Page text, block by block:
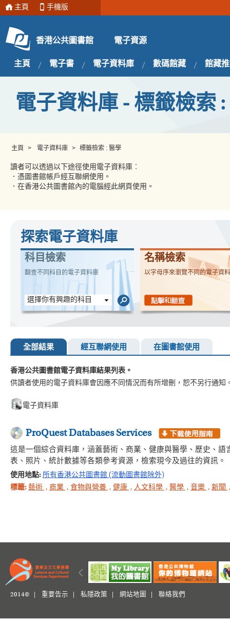
主頁 手機版
香港公共圖書館 電子資源
主頁 電子書 電子資料庫 數碼館藏 館藏
電子資料庫 - 標籤檢索 :
主頁 > 電子資料庫 > 標籤檢索 : 醫學
讀者可以透過以下途徑使用電子資料庫︰
．憑圖書館帳戶經互聯網使用。
．在香港公共圖書館內的電腦經此網頁使用。
探索電子資料庫
科目檢索
翻查不同科目的電子資料庫
選擇你有興趣的科目
名稱檢索
以字母序來瀏覽不同的電子資
全部結果 經互聯網使用 在圖書館使用
香港公共圖書館電子資料庫結果列表。
供讀者使用的電子資料庫會因應不同情況而有所增刪，恕不另行通知
電子資料庫
ProQuest Databases Services
這是一個綜合資料庫，涵蓋藝術、商業、健康與醫學、歷史、
表、照片、統計數據等各類參考資源，檢索現今及過往的資訊。
使用地點: 所有香港公共圖書館 (流動圖書館除外)
標籤: 藝術 , 商業 , 食物與營養 , 健康 , 人文科學 , 醫學 , 音樂 , 新聞
2014© | 重要告示 私隱政策 網站地圖 聯絡我們